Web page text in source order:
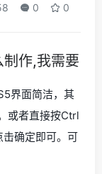
0 0
作,我需要
界面简洁，其
或者直接按Ctrl
确定即可。可